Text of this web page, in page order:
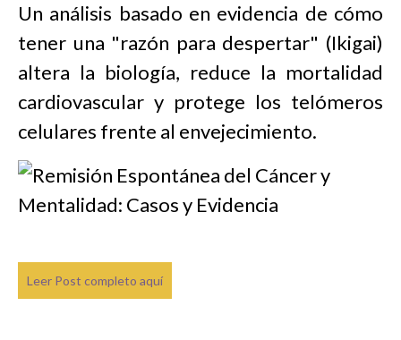
Un análisis basado en evidencia de cómo
tener una "razón para despertar" (Ikigai)
altera la biología, reduce la mortalidad
cardiovascular y protege los telómeros
celulares frente al envejecimiento.
Leer Post completo aquí